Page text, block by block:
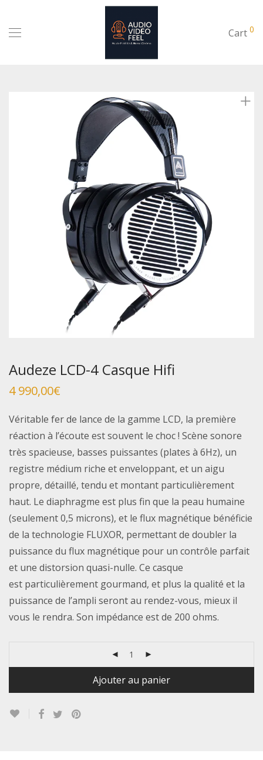
Cart 0
Audeze LCD-4 Casque Hifi
4 990,00€
Véritable fer de lance de la gamme LCD, la première
réaction à l’écoute est souvent le choc ! Scène sonore
très spacieuse, basses puissantes (plates à 6Hz), un
registre médium riche et enveloppant, et un aigu
propre, détaillé, tendu et montant particulièrement
haut. Le diaphragme est plus fin que la peau humaine
(seulement 0,5 microns), et le flux magnétique bénéficie
de la technologie FLUXOR, permettant de doubler la
puissance du flux magnétique pour un contrôle parfait
et une distorsion quasi-nulle. Ce casque
est particulièrement gourmand, et plus la qualité et la
puissance de l’ampli seront au rendez-vous, mieux il
vous le rendra. Son impédance est de 200 ohms.
Ajouter au panier